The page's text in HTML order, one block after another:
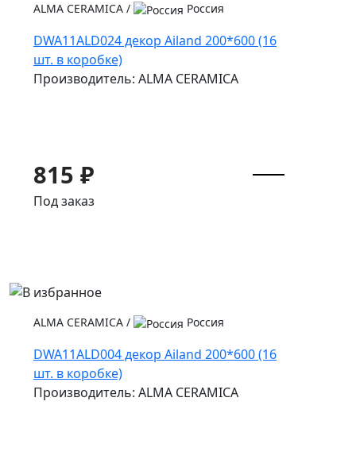
ALMA CERAMICA / Россия
DWA11ALD024 декор Ailand 200*600 (16
шт. в коробке)
Производитель: ALMA CERAMICA
815 ₽
Под заказ
ALMA CERAMICA / Россия
DWA11ALD004 декор Ailand 200*600 (16
шт. в коробке)
Производитель: ALMA CERAMICA